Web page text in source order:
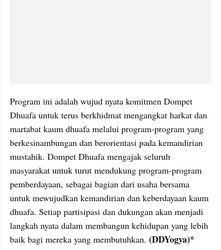
Program ini adalah wujud nyata komitmen Dompet
Dhuafa untuk terus berkhidmat mengangkat harkat dan
martabat kaum dhuafa melalui program-program yang
berkesinambungan dan berorientasi pada kemandirian
mustahik. Dompet Dhuafa mengajak seluruh
masyarakat untuk turut mendukung program-program
pemberdayaan, sebagai bagian dari usaha bersama
untuk mewujudkan kemandirian dan keberdayaan kaum
dhuafa. Setiap partisipasi dan dukungan akan menjadi
langkah nyata dalam membangun kehidupan yang lebih
baik bagi mereka yang membutuhkan. (DDYogya)*